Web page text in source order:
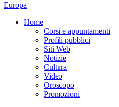
Home
Corsi e appuntamenti
Profili pubblici
Siti Web
Notizie
Cultura
Video
Oroscopo
Promozioni